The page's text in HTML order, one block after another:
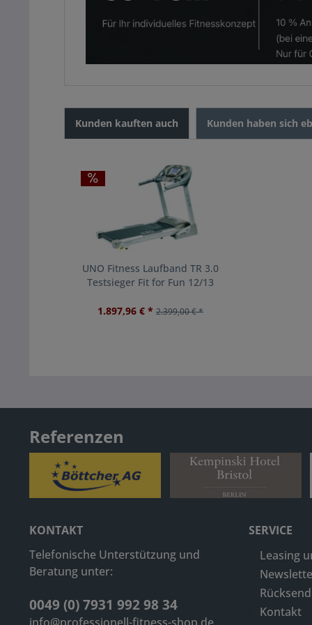
Kunden kauften auch Kunden haben sich
UNO Fitness Laufband TR 3.0
Testsieger Fit for Fun 12/13
1.897,96 € * 2.399,00 € *
Referenzen
KONTAKT
Telefonische Unterstützung und
Beratung unter:
0049 (0) 7931 992 98 34
SERVICE
Leasing
Kontakt